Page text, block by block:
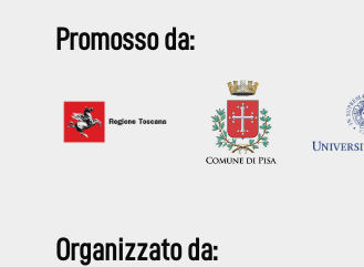
Promosso da:
Organizzato da: